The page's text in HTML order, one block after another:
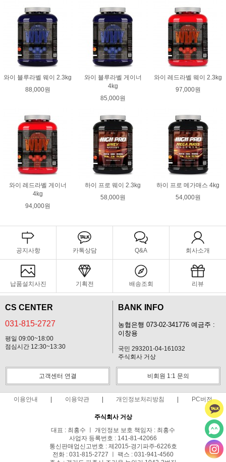
와이 블루라벨 웨이 2.3kg
88,000원
와이 블루라벨 게이너
4kg
85,000원
와이 레드라벨 웨이 2.3kg
97,000원
와이 레드라벨 게이너
4kg
94,000원
하이 프로 웨이 2.3kg
58,000원
하이 프로 메가매스 4kg
54,000원
공지사항 카톡상담 Q&A 회사소개
납품설치사진 기획전 배송조회 리뷰
CS CENTER
031-815-2727
평일 09:00~18:00
점심시간 12:30~13:30
BANK INFO
농협은행 073-02-341776 예금주 :
이창용
국민 293201-04-161032
주식회사 거상
고객센터 연결 비회원 1:1 문의
이용안내 이용약관 개인정보처리방침 PC버전
주식회사 거상
대표 : 최홍수 ㅣ 개인정보 보호 책임자 : 최홍수
사업자 등록번호 : 141-81-42066
통신판매업신고번호 : 제2015-경기파주-6226호
전화 : 031-815-2727 ㅣ 팩스 : 031-941-4560